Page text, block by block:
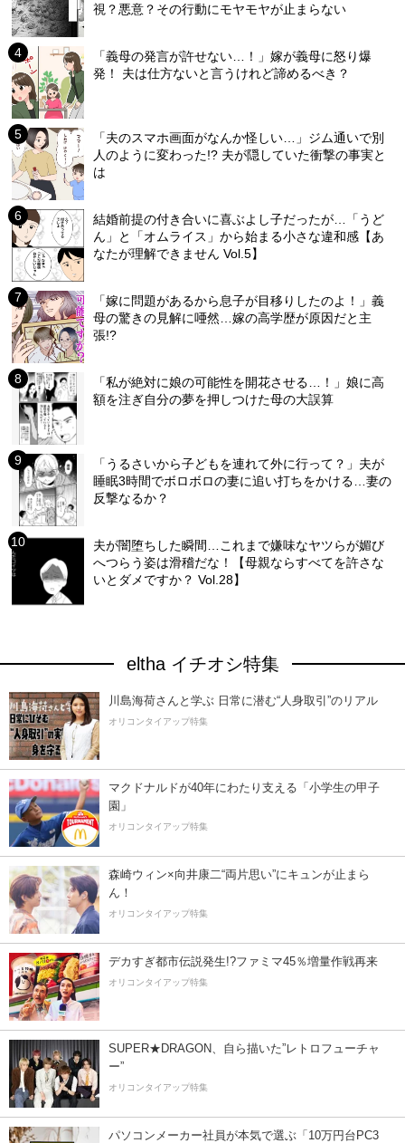
視？悪意？その行動にモヤモヤが止まらない
「義母の発言が許せない…！」嫁が義母に怒り爆
発！ 夫は仕方ないと言うけれど諦めるべき？
「夫のスマホ画面がなんか怪しい…」ジム通いで別
人のように変わった!? 夫が隠していた衝撃の事実と
は
結婚前提の付き合いに喜ぶよし子だったが…「うど
ん」と「オムライス」から始まる小さな違和感【あ
なたが理解できません Vol.5】
「嫁に問題があるから息子が目移りしたのよ！」義
母の驚きの見解に唖然…嫁の高学歴が原因だと主
張!?
「私が絶対に娘の可能性を開花させる…！」娘に高
額を注ぎ自分の夢を押しつけた母の大誤算
「うるさいから子どもを連れて外に行って？」夫が
睡眠3時間でボロボロの妻に追い打ちをかける…妻の
反撃なるか？
夫が闇堕ちした瞬間…これまで嫌味なヤツらが媚び
へつらう姿は滑稽だな！【母親ならすべてを許さな
いとダメですか？ Vol.28】
eltha イチオシ特集
川島海荷さんと学ぶ 日常に潜む“人身取引”のリアル
オリコンタイアップ特集
マクドナルドが40年にわたり支える「小学生の甲子
園」
オリコンタイアップ特集
森崎ウィン×向井康二“両片思い”にキュンが止まら
ん！
オリコンタイアップ特集
デカすぎ都市伝説発生!?ファミマ45％増量作戦再来
オリコンタイアップ特集
SUPER★DRAGON、自ら描いた”レトロフューチャ
ー”
オリコンタイアップ特集
パソコンメーカー社員が本気で選ぶ「10万円台PC3